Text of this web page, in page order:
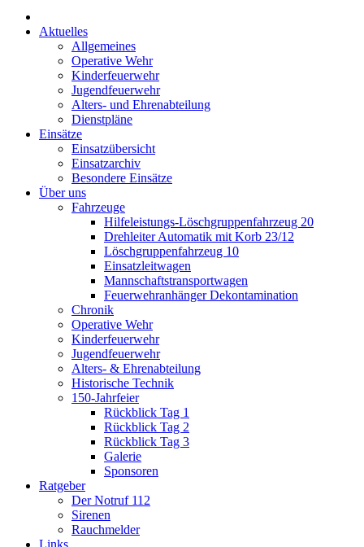
Aktuelles
Allgemeines
Operative Wehr
Kinderfeuerwehr
Jugendfeuerwehr
Alters- und Ehrenabteilung
Dienstpläne
Einsätze
Einsatzübersicht
Einsatzarchiv
Besondere Einsätze
Über uns
Fahrzeuge
Hilfeleistungs-Löschgruppenfahrzeug 20
Drehleiter Automatik mit Korb 23/12
Löschgruppenfahrzeug 10
Einsatzleitwagen
Mannschaftstransportwagen
Feuerwehranhänger Dekontamination
Chronik
Operative Wehr
Kinderfeuerwehr
Jugendfeuerwehr
Alters- & Ehrenabteilung
Historische Technik
150-Jahrfeier
Rückblick Tag 1
Rückblick Tag 2
Rückblick Tag 3
Galerie
Sponsoren
Ratgeber
Der Notruf 112
Sirenen
Rauchmelder
Links